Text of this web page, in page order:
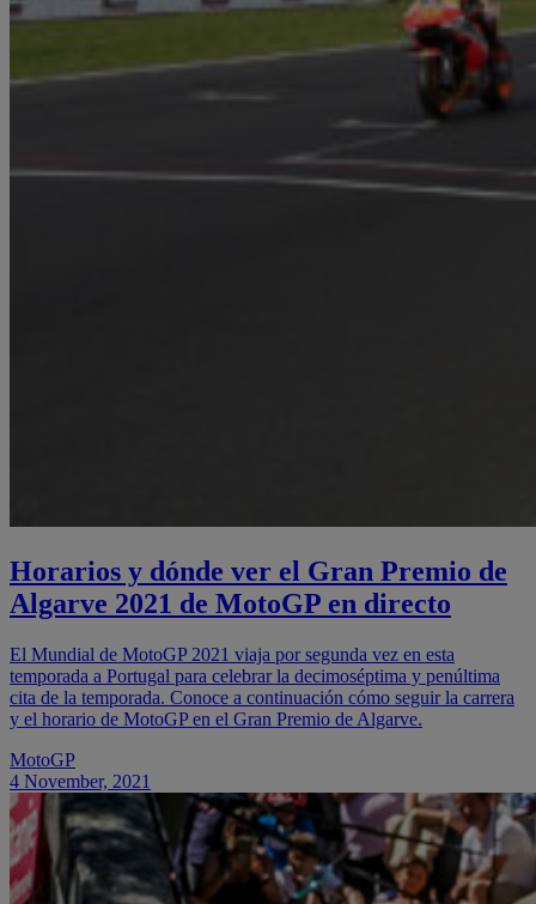
Horarios y dónde ver el Gran Premio de
Algarve 2021 de MotoGP en directo
El Mundial de MotoGP 2021 viaja por segunda vez en esta
temporada a Portugal para celebrar la decimoséptima y penúltima
cita de la temporada. Conoce a continuación cómo seguir la carrera
y el horario de MotoGP en el Gran Premio de Algarve.
MotoGP
4 November, 2021